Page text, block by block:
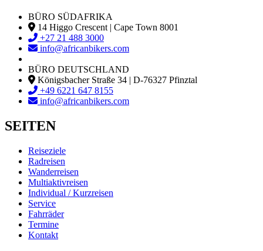
BÜRO SÜDAFRIKA
14 Higgo Crescent | Cape Town 8001
+27 21 488 3000
info@africanbikers.com
BÜRO DEUTSCHLAND
Königsbacher Straße 34 | D-76327 Pfinztal
+49 6221 647 8155
info@africanbikers.com
SEITEN
Reiseziele
Radreisen
Wanderreisen
Multiaktivreisen
Individual / Kurzreisen
Service
Fahrräder
Termine
Kontakt